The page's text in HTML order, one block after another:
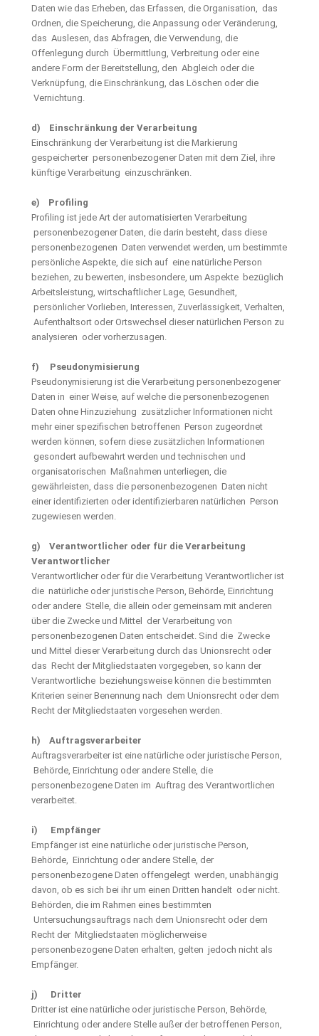
Daten wie das Erheben, das Erfassen, die Organisation, das
Ordnen, die Speicherung, die Anpassung oder Veränderung,
das Auslesen, das Abfragen, die Verwendung, die
Offenlegung durch Übermittlung, Verbreitung oder eine
andere Form der Bereitstellung, den Abgleich oder die
Verknüpfung, die Einschränkung, das Löschen oder die
Vernichtung.
d) Einschränkung der Verarbeitung
Einschränkung der Verarbeitung ist die Markierung
gespeicherter personenbezogener Daten mit dem Ziel, ihre
künftige Verarbeitung einzuschränken.
e) Profiling
Profiling ist jede Art der automatisierten Verarbeitung
personenbezogener Daten, die darin besteht, dass diese
personenbezogenen Daten verwendet werden, um bestimmte
persönliche Aspekte, die sich auf eine natürliche Person
beziehen, zu bewerten, insbesondere, um Aspekte bezüglich
Arbeitsleistung, wirtschaftlicher Lage, Gesundheit,
persönlicher Vorlieben, Interessen, Zuverlässigkeit, Verhalten,
Aufenthaltsort oder Ortswechsel dieser natürlichen Person zu
analysieren oder vorherzusagen.
f) Pseudonymisierung
Pseudonymisierung ist die Verarbeitung personenbezogener
Daten in einer Weise, auf welche die personenbezogenen
Daten ohne Hinzuziehung zusätzlicher Informationen nicht
mehr einer spezifischen betroffenen Person zugeordnet
werden können, sofern diese zusätzlichen Informationen
gesondert aufbewahrt werden und technischen und
organisatorischen Maßnahmen unterliegen, die
gewährleisten, dass die personenbezogenen Daten nicht
einer identifizierten oder identifizierbaren natürlichen Person
zugewiesen werden.
g) Verantwortlicher oder für die Verarbeitung
Verantwortlicher
Verantwortlicher oder für die Verarbeitung Verantwortlicher ist
die natürliche oder juristische Person, Behörde, Einrichtung
oder andere Stelle, die allein oder gemeinsam mit anderen
über die Zwecke und Mittel der Verarbeitung von
personenbezogenen Daten entscheidet. Sind die Zwecke
und Mittel dieser Verarbeitung durch das Unionsrecht oder
das Recht der Mitgliedstaaten vorgegeben, so kann der
Verantwortliche beziehungsweise können die bestimmten
Kriterien seiner Benennung nach dem Unionsrecht oder dem
Recht der Mitgliedstaaten vorgesehen werden.
h) Auftragsverarbeiter
Auftragsverarbeiter ist eine natürliche oder juristische Person,
Behörde, Einrichtung oder andere Stelle, die
personenbezogene Daten im Auftrag des Verantwortlichen
verarbeitet.
i) Empfänger
Empfänger ist eine natürliche oder juristische Person,
Behörde, Einrichtung oder andere Stelle, der
personenbezogene Daten offengelegt werden, unabhängig
davon, ob es sich bei ihr um einen Dritten handelt oder nicht.
Behörden, die im Rahmen eines bestimmten
Untersuchungsauftrags nach dem Unionsrecht oder dem
Recht der Mitgliedstaaten möglicherweise
personenbezogene Daten erhalten, gelten jedoch nicht als
Empfänger.
j) Dritter
Dritter ist eine natürliche oder juristische Person, Behörde,
Einrichtung oder andere Stelle außer der betroffenen Person,